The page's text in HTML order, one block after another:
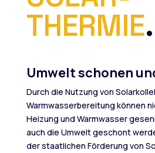
THERMIE.
Umwelt schonen
Durch die Nutzung von
Warmwasserbereitung können
Heizung und Warmwasser
auch die Umwelt geschont
der staatlichen Förderung von